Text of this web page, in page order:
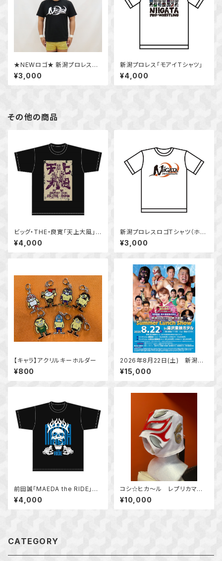
★NEWロゴ★ 新潟プロレスロ
ゴTシャツ
¥3,000
新潟プロレス「モアイTシャツ」
¥4,000
その他の商品
ビッグ・THE・良寛「天上大風」T
シャツ
¥4,000
新潟プロレスロゴTシャツ（ホワ
イト）
¥3,000
【キャラ】アクリルキーホルダー
¥800
2026年8月22日(土) 新潟プ
ロレス＆華乃美幸 Summer L
unch Show In 湯沢東映ホテ
ル ランチ付観戦券（大人）
¥15,000
前田誠「MAEDA the RIDE」T
シャツ
¥4,000
コシ☆ヒカ～ル レプリカマス
ク
¥10,000
CATEGORY